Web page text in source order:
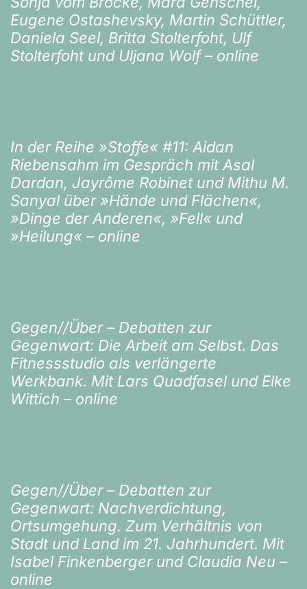
Eugene Ostashevsky, Martin Schüttler,
Daniela Seel, Britta Stolterfoht, Ulf
Stolterfoht und Uljana Wolf – online
In der Reihe »Stoffe« #11: Aidan
Riebensahm im Gespräch mit Asal
Dardan, Jayrôme Robinet und Mithu M.
Sanyal über »Hände und Flächen«,
»Dinge der Anderen«, »Fell« und
»Heilung« – online
Gegen//Über – Debatten zur
Gegenwart: Die Arbeit am Selbst. Das
Fitnessstudio als verlängerte
Werkbank. Mit Lars Quadfasel und Elke
Wittich – online
Gegen//Über – Debatten zur
Gegenwart: Nachverdichtung,
Ortsumgehung. Zum Verhältnis von
Stadt und Land im 21. Jahrhundert. Mit
Isabel Finkenberger und Claudia Neu –
online